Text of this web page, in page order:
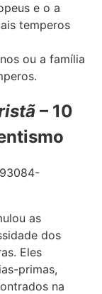
e o a
temperos
ou a família
– 10
as
dos
Eles
primas,
na